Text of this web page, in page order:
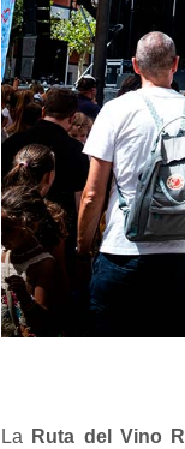
La Ruta del Vino